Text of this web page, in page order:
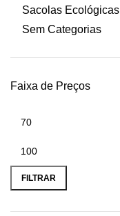
Sacolas Ecológicas
Sem Categorias
Faixa de Preços
FILTRAR